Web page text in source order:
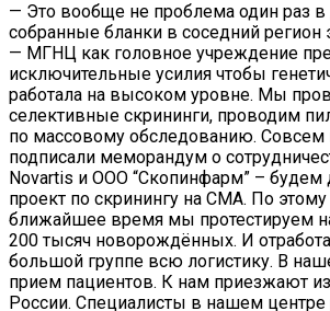
— Это вообще не проблема один раз в
собранные бланки в соседний регион
— МГНЦ как головное учреждение
исключительные усилия чтобы
работала на высоком уровне. Мы
селективные скрининги, проводим
по массовому обследованию.
подписали меморандум о
Novartis и ООО “Cкопинфарм” – будем
проект по скринингу на СМА. По
ближайшее время мы протестируем
200 тысяч новорождённых. И
большой группе всю логистику. В
прием пациентов. К нам приезжают
России. Специалисты в нашем центре